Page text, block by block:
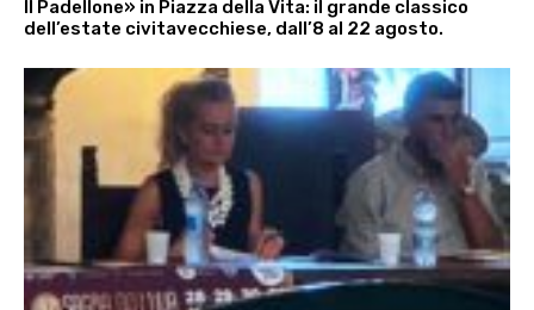
Il Padellone» in Piazza della Vita: il grande classico
dell’estate civitavecchiese, dall’8 al 22 agosto.